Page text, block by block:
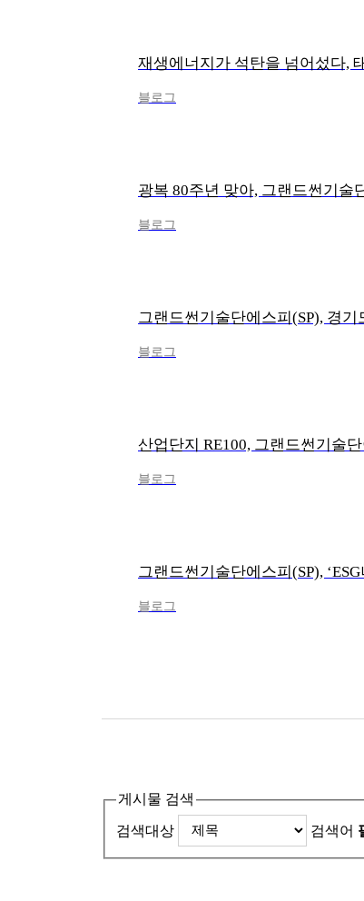
재생에너지가 석탄을 넘어섰다,
블로그
광복 80주년 맞아, 그랜드썬기술
블로그
블로그
산업단지 RE100, 그랜드썬기술
블로그
블로그
게시물 검색
검색대상 검색어